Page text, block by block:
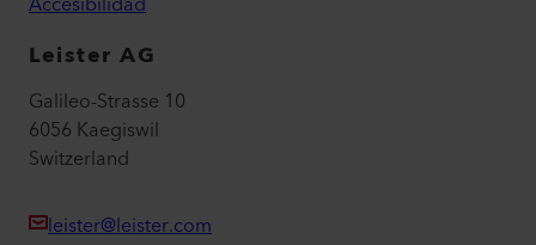
Leister AG
Galileo-Strasse 10
6056 Kaegiswil
Switzerland
leister@leister.com